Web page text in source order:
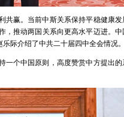
赢。当前中斯关系保持平稳健康发
推动两国关系向更高水平迈进。中
际介绍了中共二十届四中全会情况。
个中国原则，高度赞赏中方提出